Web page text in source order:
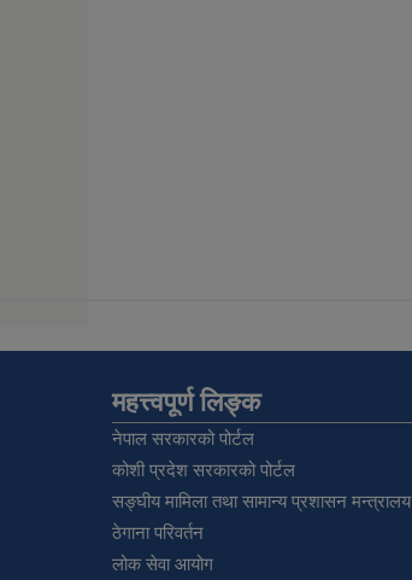
महत्त्वपूर्ण लिङ्क
नेपाल सरकारको पोर्टल
कोशी प्रदेश सरकारको पोर्टल
सङ्‍घीय मामिला तथा सामान्य प्रशासन मन्त्रालय
ठेगाना परिवर्तन
लोक सेवा आयोग